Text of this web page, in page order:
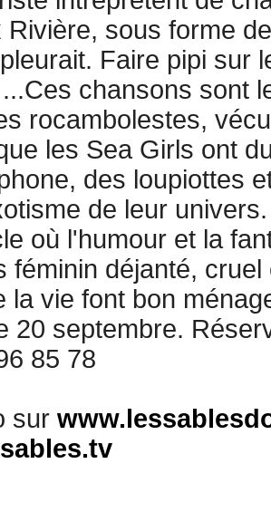
Rivière, sous forme
Faire pipi sur
chansons sont
rocambolestes,
les Sea Girls ont
des loupiottes
de leur univers.
où l'humour et la
féminin déjanté,
la vie font bon
20 septembre.
85 78
sur